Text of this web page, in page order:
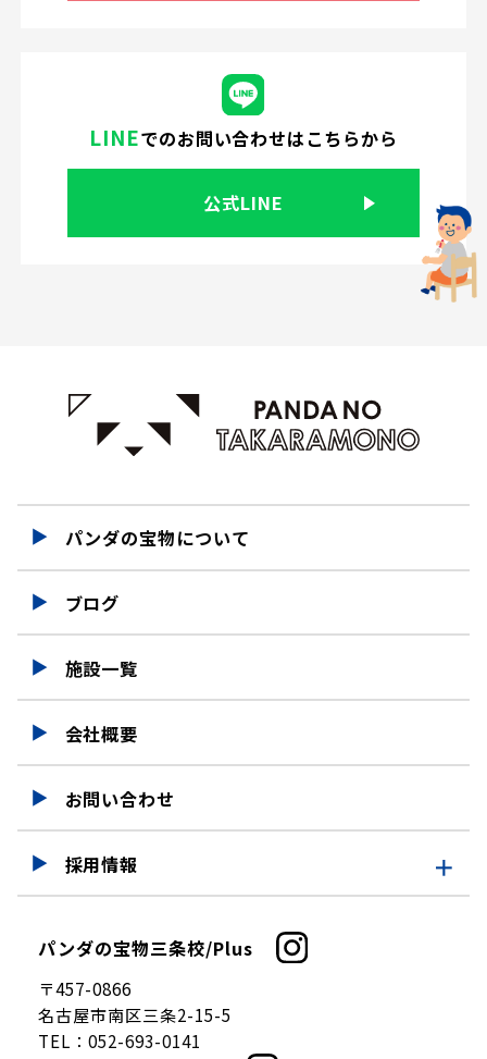
LINEでのお問い合わせはこちらから
公式LINE
パンダの宝物について
ブログ
施設一覧
会社概要
お問い合わせ
採用情報
採用情報
仕事を知る
募集要項
パンダの宝物三条校/Plus
〒457-0866
名古屋市南区三条2-15-5
TEL： 052-693-0141